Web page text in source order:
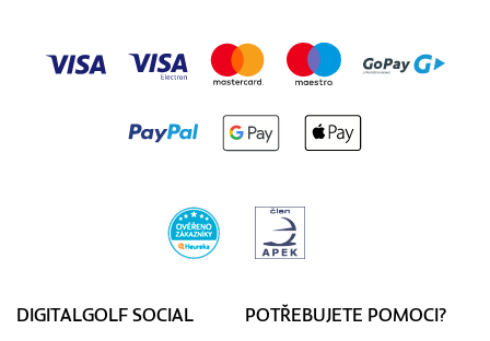
DIGITALGOLF SOCIAL
POTŘEBUJETE POMOCI?